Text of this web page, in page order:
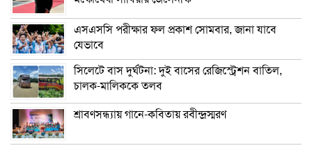
এসএসসি পরীক্ষার ফল প্রকাশ সোমবার, জানা যাবে
যেভাবে
সিলেটে বাস দুর্ঘটনা: দুই বাসের রেজিস্ট্রেশন বাতিল,
চালক-মালিককে তলব
শ্রাবণসন্ধ্যায় গানে-কবিতায় রবীন্দ্রস্মরণ